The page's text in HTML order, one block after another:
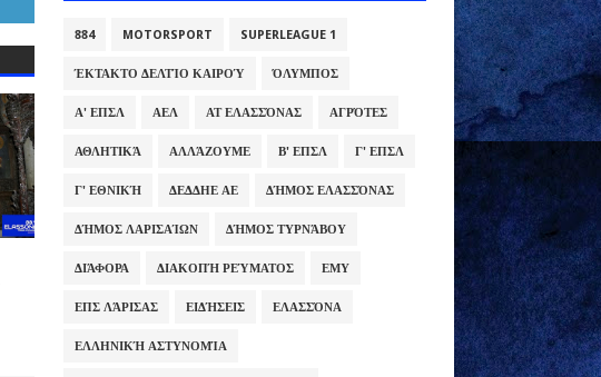
884 MOTORSPORT SUPERLEAGUE 1
ΈΚΤΑΚΤΟ ΔΕΛΤΊΟ ΚΑΙΡΟΎ ΌΛΥΜΠΟΣ
Α' ΕΠΣΛ ΑΕΛ ΑΤ ΕΛΑΣΣΌΝΑΣ ΑΓΡΌΤΕΣ
ΑΘΛΗΤΙΚΆ ΑΛΛΆΖΟΥΜΕ Β' ΕΠΣΛ Γ' ΕΠΣΛ
Γ' ΕΘΝΙΚΉ ΔΕΔΔΗΕ ΑΕ ΔΉΜΟΣ ΕΛΑΣΣΌΝΑΣ
ΔΉΜΟΣ ΛΑΡΙΣΑΊΩΝ ΔΉΜΟΣ ΤΥΡΝΆΒΟΥ
ΔΙΆΦΟΡΑ ΔΙΑΚΟΠΉ ΡΕΎΜΑΤΟΣ ΕΜΥ
ΕΠΣ ΛΆΡΙΣΑΣ ΕΙΔΉΣΕΙΣ ΕΛΑΣΣΌΝΑ
ΕΛΛΗΝΙΚΉ ΑΣΤΥΝΟΜΊΑ